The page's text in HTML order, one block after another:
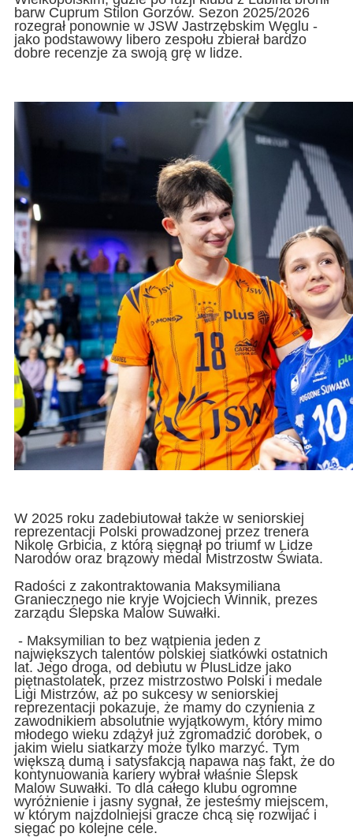
barw Cuprum Stilon Gorzów. Sezon 2025/2026
rozegrał ponownie w JSW Jastrzębskim Węglu -
jako podstawowy libero zespołu zbierał bardzo
dobre recenzje za swoją grę w lidze.
W 2025 roku zadebiutował także w seniorskiej
reprezentacji Polski prowadzonej przez trenera
Nikolę Grbicia, z którą sięgnął po triumf w Lidze
Narodów oraz brązowy medal Mistrzostw Świata.
Radości z zakontraktowania Maksymiliana
Graniecznego nie kryje Wojciech Winnik, prezes
zarządu Ślepska Malow Suwałki.
- Maksymilian to bez wątpienia jeden z
największych talentów polskiej siatkówki ostatnich
lat. Jego droga, od debiutu w PlusLidze jako
piętnastolatek, przez mistrzostwo Polski i medale
Ligi Mistrzów, aż po sukcesy w seniorskiej
reprezentacji pokazuje, że mamy do czynienia z
zawodnikiem absolutnie wyjątkowym, który mimo
młodego wieku zdążył już zgromadzić dorobek, o
jakim wielu siatkarzy może tylko marzyć. Tym
większą dumą i satysfakcją napawa nas fakt, że do
kontynuowania kariery wybrał właśnie Ślepsk
Malow Suwałki. To dla całego klubu ogromne
wyróżnienie i jasny sygnał, że jesteśmy miejscem,
w którym najzdolniejsi gracze chcą się rozwijać i
sięgać po kolejne cele.